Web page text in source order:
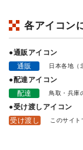
各アイコン
●通販アイコン
通販
日本各地（
●配達アイコン
配達
鳥取・兵庫
●受け渡しアイコン
受け渡し
このサイ